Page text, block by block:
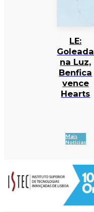
LE:
Goleada
na Luz,
Benfica
vence
Hearts
Mais
Notícias